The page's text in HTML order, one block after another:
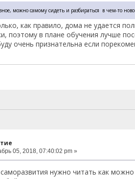
можно самому сидеть и разбираться в чем-то
как правило, дома не удается
поэтому в плане обучения лучше
очень признательна если
05, 2018, 07:40:02 pm »
нужно читать как